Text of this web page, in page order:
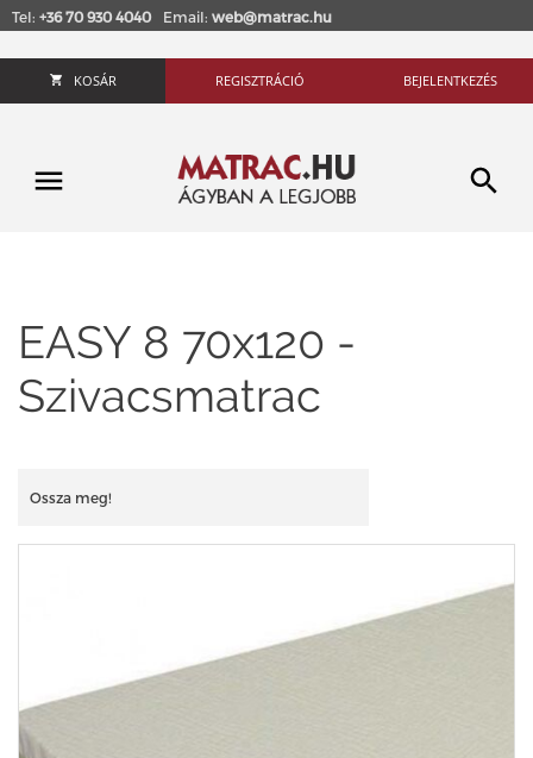
Tel: +36 70 930 4040 Email: web@matrac.hu
KOSÁR REGISZTRÁCIÓ BEJELENTKEZÉS
EASY 8 70x120 -
Szivacsmatrac
Ossza meg!